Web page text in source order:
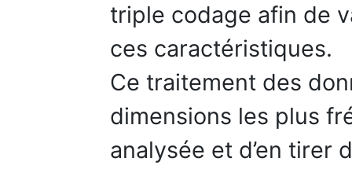
triple codage afin de
ces caractéristiques.
Ce traitement des
dimensions les plus
analysée et d’en tirer